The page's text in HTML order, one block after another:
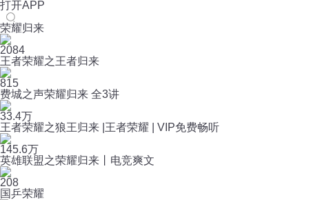
打开APP
荣耀归来
2084
王者荣耀之王者归来
815
费城之声荣耀归来 全3讲
33.4万
王者荣耀之狼王归来 |王者荣耀 | VIP免费畅听
145.6万
英雄联盟之荣耀归来丨电竞爽文
208
国乒荣耀